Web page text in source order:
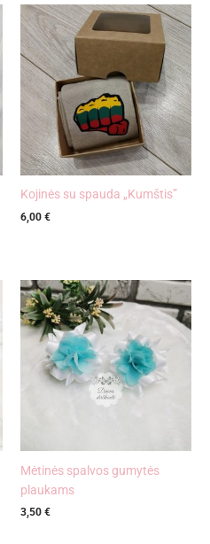
Kojinės su spauda „Kumštis”
6,00 €
Mėtinės spalvos gumytės
plaukams
3,50 €